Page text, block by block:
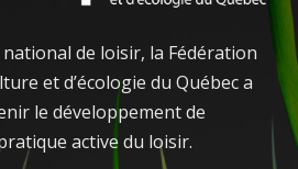
de loisir, la Fédération
et d’écologie du Québec a
le développement de
active du loisir.